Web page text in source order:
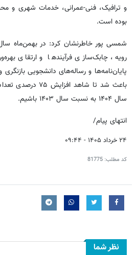
و ترافیک، فنی-عمرانی، خدمات شهری و
بوده است.
رویه، چابک‌سازی فرآیندها و ارتقای
پایان‌نامه‌ها و رساله‌های دانشجویی
باعث شد تا شاهد
سال ۱۴۰۴ به نسبت سال ۱۴۰۳ باشیم.
انتهای پیام/
۲۴ خرداد ۱۴۰۵ - ۰۹:۴۴
کد مطلب: 81775
نظر شما